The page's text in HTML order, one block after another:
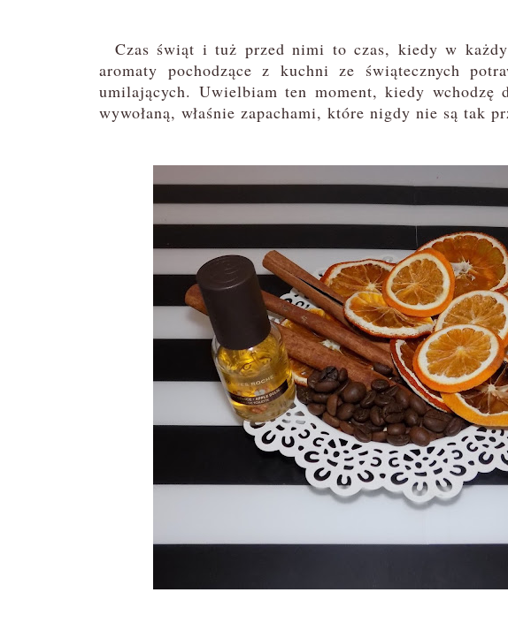
Czas świąt i tuż przed nimi to czas, kiedy w
aromaty pochodzące z kuchni ze świątecznych
umilających. Uwielbiam ten moment, kiedy wchodzę
wywołaną, właśnie zapachami, które nigdy nie są tak